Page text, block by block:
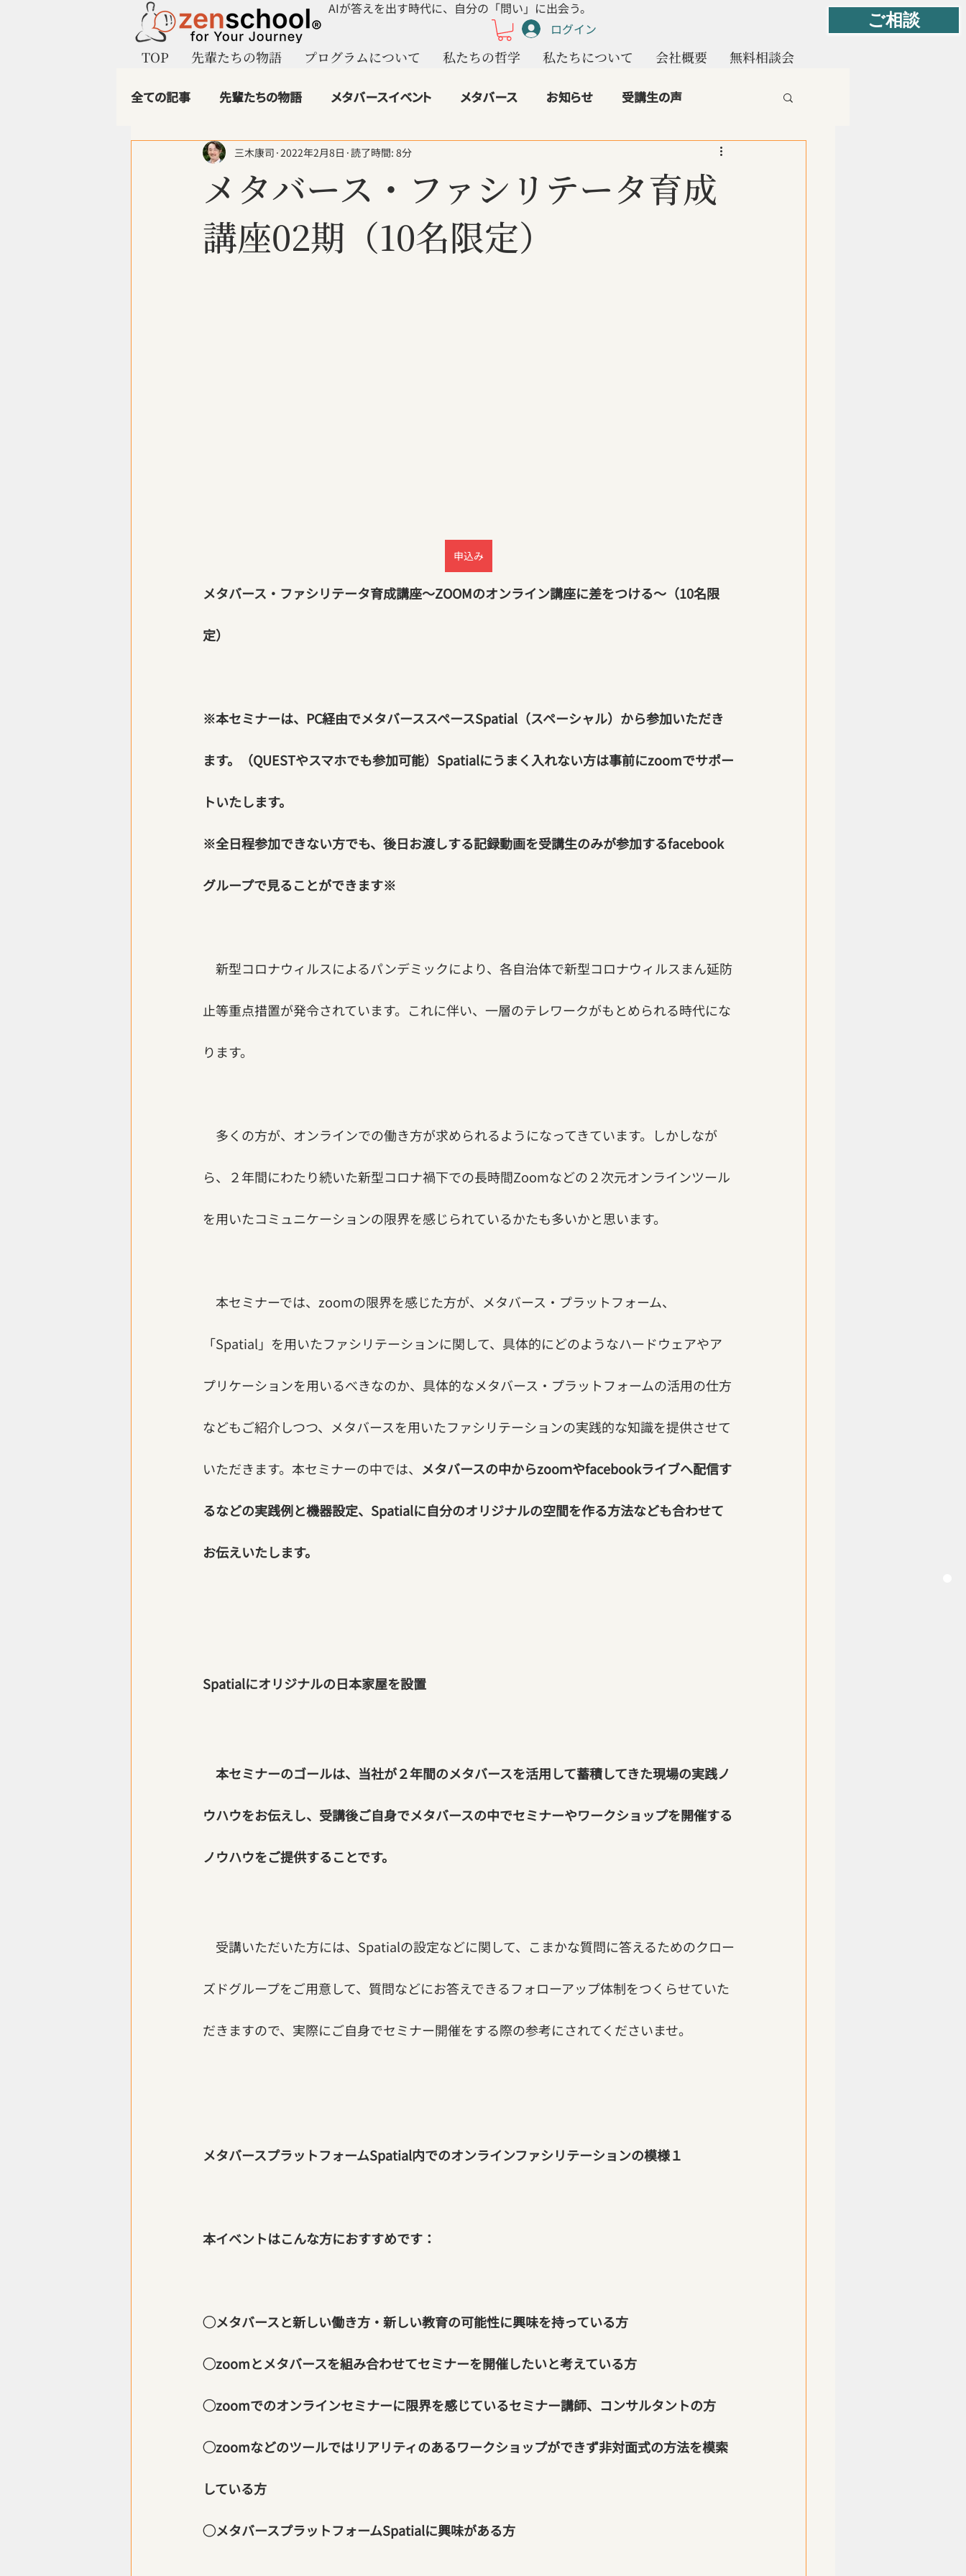
ご相談
AIが答えを出す時代に、自分の「問い」に出会う。
ログイン
TOP 先輩たちの物語 プログラムについて 私たちの哲学 私たちについて 会社概要 無料相談会
全ての記事 先輩たちの物語 メタバースイベント メタバース お知らせ 受講生の声
マインドフルビジネス zenschoolの成果 4.岐路に立つプロ
メタバース・ファシリテータ育成
講座02期（10名限定）
三木康司 2022年2月8日 読了時間: 8分
申込み
メタバース・ファシリテータ育成講座～ZOOMのオンライン講座に差をつける～（10名限
定）
※本セミナーは、PC経由でメタバーススペースSpatial（スペーシャル）から参加いただき
ます。（QUESTやスマホでも参加可能）Spatialにうまく入れない方は事前にzoomでサポー
トいたします。
※全日程参加できない方でも、後日お渡しする記録動画を受講生のみが参加するfacebook
グループで見ることができます※
新型コロナウィルスによるパンデミックにより、各自治体で新型コロナウィルスまん延防
止等重点措置が発令されています。これに伴い、一層のテレワークがもとめられる時代にな
ります。
多くの方が、オンラインでの働き方が求められるようになってきています。しかしなが
ら、２年間にわたり続いた新型コロナ禍下での長時間Zoomなどの２次元オンラインツール
を用いたコミュニケーションの限界を感じられているかたも多いかと思います。
本セミナーでは、zoomの限界を感じた方が、メタバース・プラットフォーム、
「Spatial」を用いたファシリテーションに関して、具体的にどのようなハードウェアやア
プリケーションを用いるべきなのか、具体的なメタバース・プラットフォームの活用の仕方
などもご紹介しつつ、メタバースを用いたファシリテーションの実践的な知識を提供させて
いただきます。本セミナーの中では、 メタバースの中からzooｍやfacebookライブへ配信す
るなどの実践例と機器設定、Spatialに自分のオリジナルの空間を作る方法なども合わせて
お伝えいたします。
Spatialにオリジナルの日本家屋を設置
本セミナーのゴールは、当社が２年間のメタバースを活用して蓄積してきた現場の実践ノ
ウハウをお伝えし、受講後ご自身でメタバースの中でセミナーやワークショップを開催する
ノウハウをご提供することです。
受講いただいた方には、Spatialの設定などに関して、こまかな質問に答えるためのクロー
ズドグループをご用意して、質問などにお答えできるフォローアップ体制をつくらせていた
だきますので、実際にご自身でセミナー開催をする際の参考にされてくださいませ。
メタバースプラットフォームSpatial内でのオンラインファシリテーションの模様１
本イベントはこんな方におすすめです：
◯メタバースと新しい働き方・新しい教育の可能性に興味を持っている方
◯zoomとメタバースを組み合わせてセミナーを開催したいと考えている方
◯zoomでのオンラインセミナーに限界を感じているセミナー講師、コンサルタントの方
◯zoomなどのツールではリアリティのあるワークショップができず非対面式の方法を模索
している方
◯メタバースプラットフォームSpatialに興味がある方